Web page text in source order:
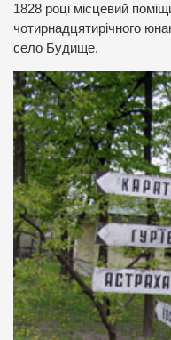
1828 році місцевий
чотирнадцятирічного
село Будище.